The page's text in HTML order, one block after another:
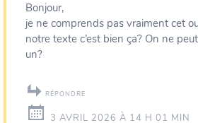
Bonjour,
je ne comprends pas vraiment cet
notre texte c’est bien ça? On ne
un?
RÉPONDRE
3 AVRIL 2026 À 14 H 01 MIN